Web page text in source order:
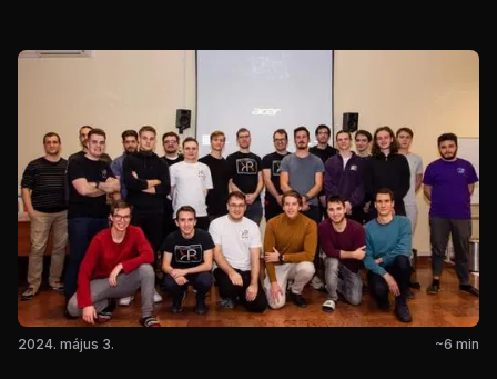
2024. május 3. ~6 min